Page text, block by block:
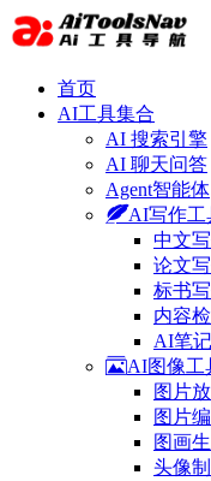
首页
AI工具集合
AI 搜索引擎
AI 聊天问答
Agent智能体
AI写作工
中文
论文
标书
内容
AI笔
AI图像工
图片
图片
图画
头像